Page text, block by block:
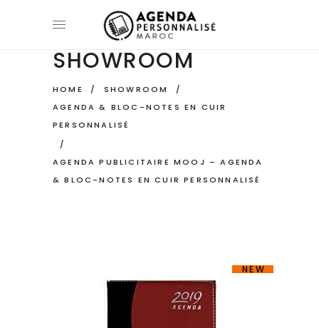
SHOWROOM
HOME / SHOWROOM
/
AGENDA & BLOC-NOTES EN CUIR
PERSONNALISÉ
/
AGENDA PUBLICITAIRE MOOJ – AGENDA
& BLOC-NOTES EN CUIR PERSONNALISÉ
NEW